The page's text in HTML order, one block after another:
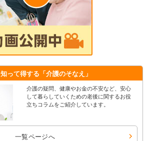
知って得する 「介護のそなえ」
介護の疑問、健康やお金の不安など、安心
して暮らしていくための老後に関するお役
立ちコラムをご紹介しています。
一覧ページへ